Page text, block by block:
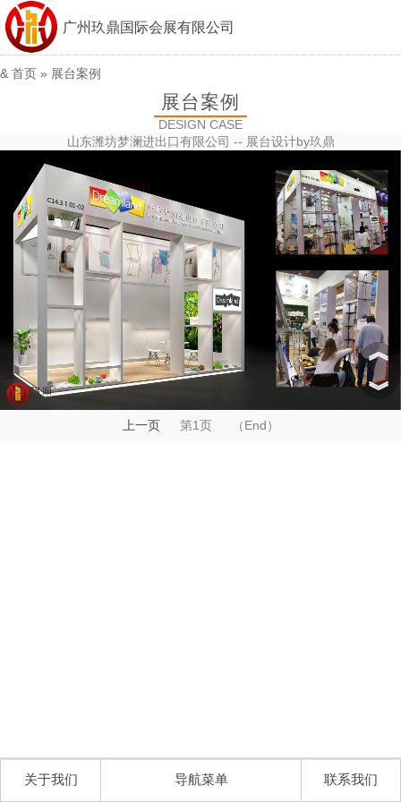
广州玖鼎国际会展有限公司
& 首页 » 展台案例
展台案例
DESIGN CASE
山东潍坊梦澜进出口有限公司 -- 展台设计by玖鼎
上一页第1页 （End）
︽
︾
关于我们 导航菜单 联系我们